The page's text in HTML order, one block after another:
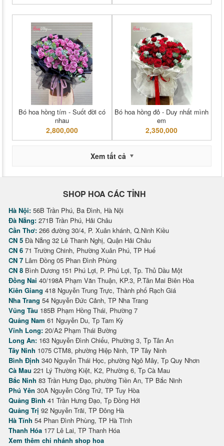
Bó hoa hồng tím - Suốt đời có
nhau
2,800,000
Bó hoa hồng đỏ - Duy nhất mình
em
2,350,000
Xem tất cả
SHOP HOA CÁC TỈNH
Hà Nội: 56B Trần Phú, Ba Đình, Hà Nội
Đà Nẵng: 271B Trần Phú, Hải Châu
Cần Thơ: 266 đường 30/4, P. Xuân khánh, Q.Ninh Kiều
CN 5 Đà Nẵng 32 Lê Thanh Nghị, Quận Hải Châu
CN 6 71 Trường Chinh, Phường Xuân Phú, TP Huế
CN 7 Lâm Đồng 05 Phan Đình Phùng
CN 8 Bình Dương 151 Phú Lợi, P. Phú Lợi, Tp. Thủ Dầu Một
Đồng Nai 40/198A Phạm Văn Thuận, KP.3, P.Tân Mai Biên Hòa
Kiên Giang 418 Nguyễn Trung Trực, Thành phố Rạch Giá
Nha Trang 54 Nguyễn Đức Cảnh, TP Nha Trang
Vũng Tàu 185B Phạm Hồng Thái, Phường 7
Quảng Nam 61 Nguyễn Du, Tp Tam Kỳ
Vĩnh Long: 20/A2 Phạm Thái Bường
Long An: 163 Nguyễn Đình Chiểu, Phường 3, Tp Tân An
Tây Ninh 1075 CTM8, phường Hiệp Ninh, TP Tây Ninh
Bình Định 340 Nguyễn Thái Học, phường Ngô Mây, Tp Quy Nhơn
Cà Mau 221 Lý Thường Kiệt, K2, Phường 6, Tp Cà Mau
Bắc Ninh 83 Trần Hưng Đạo, phường Tiền An, TP Bắc Ninh
Phú Yên 30A Nguyễn Công Trứ, TP Tuy Hòa
Quảng Bình 41 Trần Hưng Đạo, Tp Đồng Hới
Quảng Trị 92 Nguyễn Trãi, TP Đông Hà
Hà Tĩnh 54 Phan Đình Phùng, TP Hà Tĩnh
Thanh Hóa 177 Lê Lai, TP Thanh Hóa
Xem thêm chi nhánh shop hoa